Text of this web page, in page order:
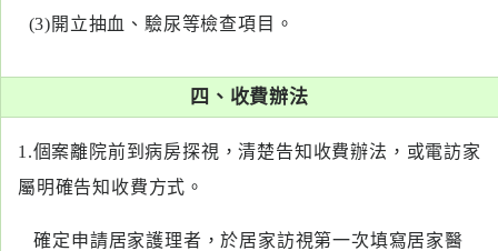
(3)開立抽血、驗尿等檢查項目。
四、收費辦法
1.個案離院前到病房探視，清楚告知收費辦法，或電訪家
屬明確告知收費方式。
確定申請居家護理者，於居家訪視第一次填寫居家醫